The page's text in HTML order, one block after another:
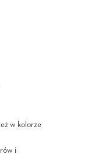
w kolorze
i